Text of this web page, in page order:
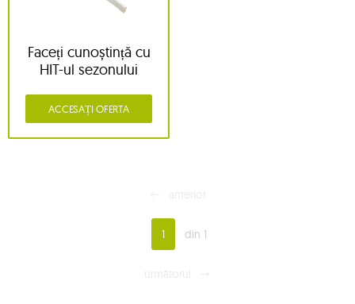
Faceți cunoștință cu
HIT-ul sezonului
ACCESAȚI OFERTA
1 din 1